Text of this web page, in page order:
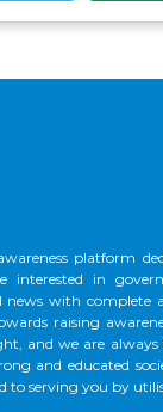
platform
interested in
news with complete
raising
and we are
and educated
to serving you by